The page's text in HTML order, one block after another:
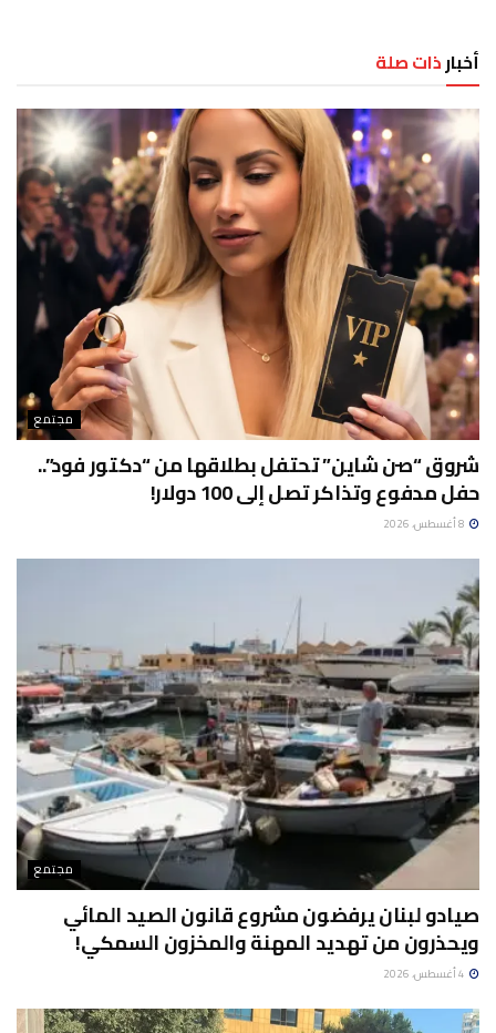
أخبارذات صلة
مجتمع
شروق “صن شاين” تحتفل بطلاقها من “دكتور فود”..
حفل مدفوع وتذاكر تصل إلى 100 دولار!
مجتمع
صيادو لبنان يرفضون مشروع قانون الصيد المائي
ويحذرون من تهديد المهنة والمخزون السمكي!